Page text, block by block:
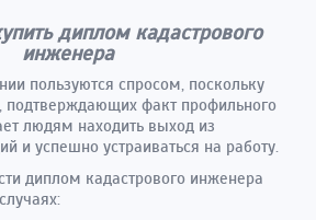
диплом кадастрового
инженера
пользуются спросом, поскольку
подтверждающих факт профильного
людям находить выход из
и успешно устраиваться на работу.
диплом кадастрового инженера